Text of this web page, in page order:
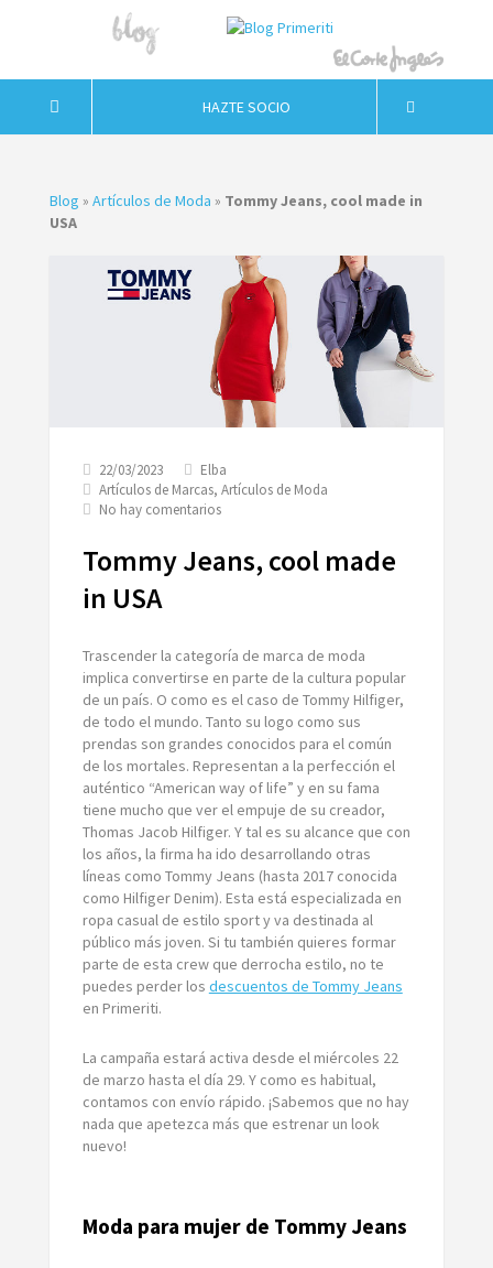
HAZTE SOCIO
Blog » Artículos de Moda » Tommy Jeans, cool made in
USA
22/03/2023
Elba
Artículos de Marcas, Artículos de Moda
No hay comentariosen
cool
Tommy Jeans, cool made
in USA
Trascender la categoría de marca de moda
implica convertirse en parte de la cultura popular
de un país. O como es el caso de Tommy Hilfiger,
de todo el mundo. Tanto su logo como sus
prendas son grandes conocidos para el común
de los mortales. Representan a la perfección el
auténtico “American way of life” y en su fama
tiene mucho que ver el empuje de su creador,
Thomas Jacob Hilfiger. Y tal es su alcance que con
los años, la firma ha ido desarrollando otras
líneas como Tommy Jeans (hasta 2017 conocida
como Hilfiger Denim). Esta está especializada en
ropa casual de estilo sport y va destinada al
público más joven. Si tu también quieres formar
parte de esta crewque derrocha estilo, no te
puedes perder los descuentos de Tommy Jeans
en Primeriti.
La campaña estará activa desde el miércoles 22
de marzo hasta el día 29. Y como es habitual,
contamos con envío rápido. ¡Sabemos que no hay
nada que apetezca más que estrenar un look
nuevo!
Moda para mujer de Tommy Jeans